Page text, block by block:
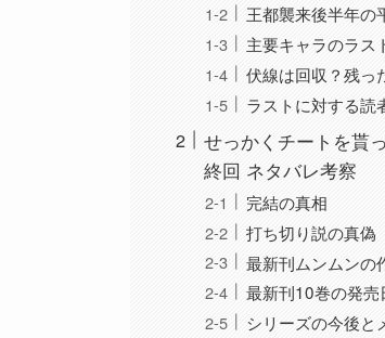
王都襲来後半年の
主要キャラのラス
伏線は回収？残っ
ラストに対する読
せっかくチートを貰
終回 ネタバレ考察
完結の真相
打ち切り説の真偽
最新刊ムンムンの
最新刊10巻の発
シリーズの今後と